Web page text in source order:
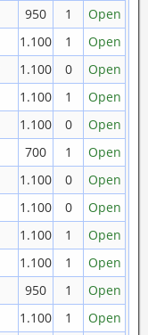
950 1
Open
1.100 1
Open
1.100 0
Open
1.100 1
Open
1.100 0
Open
700 1
Open
1.100 0
Open
1.100 0
Open
1.100 1
Open
1.100 1
Open
950 1
Open
1.100 1
Open